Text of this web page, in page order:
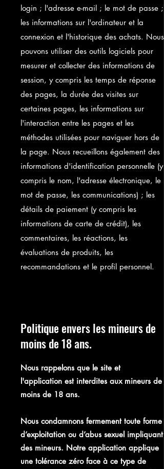
login ; l'adresse e-mail ; le mot de passe ;
les informations sur l'ordinateur et la
connexion et l'historique des achats. Nous
pouvons utiliser des outils logiciels pour
mesurer et collecter des informations de
session, y compris les temps de réponse
des pages, la durée des visites sur
certaines pages, les informations sur
l'interaction entre les pages et les
méthodes utilisées pour naviguer hors de
la page. Nous recueillons également des
informations d'identification personnelle (y
compris le nom, l'adresse électronique, le
mot de passe, les communications) ; les
détails de paiement (y compris les
informations de carte de crédit), les
commentaires, les réactions, les
évaluations de produits, les
recommandations et le profil personnel.
Politique envers les mineurs de
moins de 18 ans.
Nous rappelons que le site et
l'application est interdites aux mineurs de
moins de 18 ans.
​Nous condamnons fermement toute forme
d’exploitation ou d’abus sexuel impliquant
des mineurs. Notre application applique
une tolérance zéro face à ce type de